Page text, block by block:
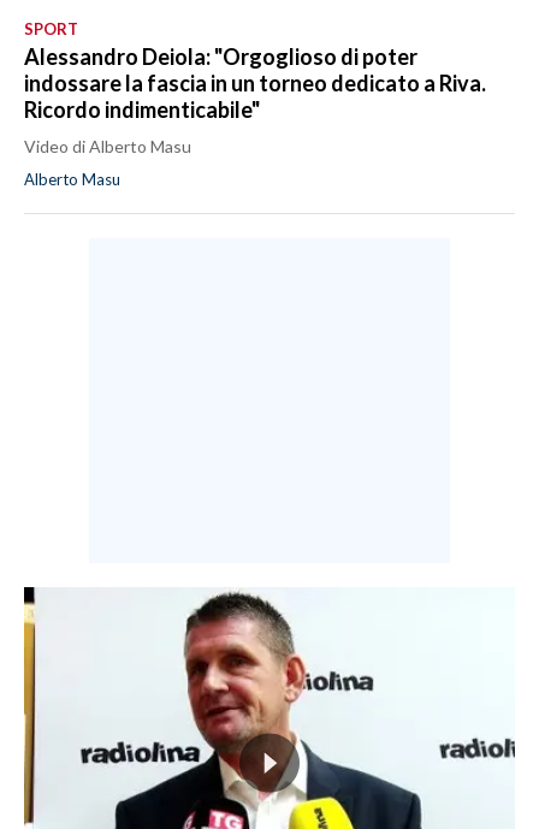
SPORT
Alessandro Deiola: "Orgoglioso di poter
indossare la fascia in un torneo dedicato a Riva.
Ricordo indimenticabile"
Video di Alberto Masu
Alberto Masu